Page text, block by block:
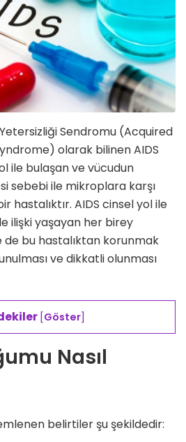
Yetersizliği Sendromu (Acquired
olarak bilinen AIDS
ile bulaşan ve vücudun
sebebi ile mikroplara karşı
hastalıktır. AIDS cinsel yol ile
ilişki yaşayan her birey
de bu hastalıktan korunmak
ve dikkatli olunması
[Göster]
Nasıl
belirtiler şu şekildedir: